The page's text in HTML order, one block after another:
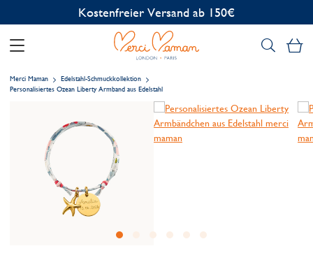
Kostenlose Personalisierung
Merci Maman
Edelstahl-Schmuckkollektion
Personalisiertes Ozean Liberty Armband aus Edelstahl